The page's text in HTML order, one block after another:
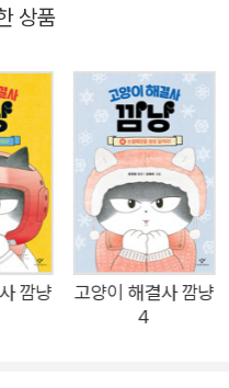
쌍하게 여기지 않아도 된
며 무심한 듯 새침한 표정을
도 소중히 생각하는 마음씨
는 것 같지만, 그렇다고 대
몇 배로 갚아 주고, 일단 시
디에서나 인기 만점이다. 1
경비원을 도와 조수 역할
를 무대로 펼쳐지는 2권에서
에서 펼쳐지는 깜냥의 대활
상품
깜냥
고양이 해결사 깜냥
4